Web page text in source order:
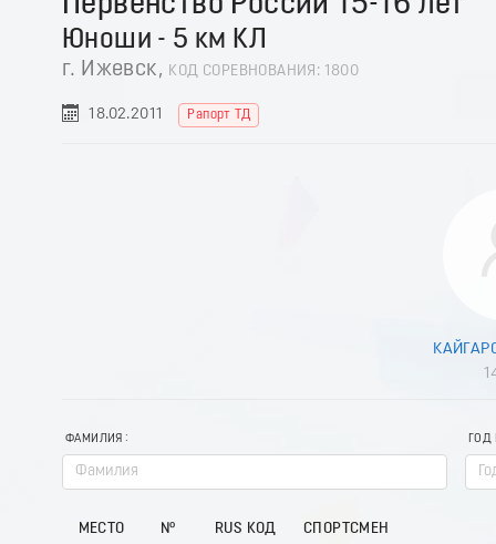
Юноши - 5 км КЛ
г. Ижевск, КОД СОРЕВНОВАНИЯ: 1800
18.02.2011 Рапорт ТД
ФАМИЛИЯ
МЕСТО № RUS КОД СПОРТСМЕН